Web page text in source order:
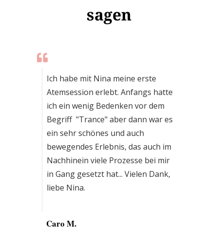
sagen
Ich habe mit Nina meine erste
Atemsession erlebt. Anfangs hatte
ich ein wenig Bedenken vor dem
Begriff "Trance" aber dann war es
ein sehr schönes und auch
bewegendes Erlebnis, das auch im
Nachhinein viele Prozesse bei mir
in Gang gesetzt hat... Vielen Dank,
liebe Nina.
Caro M.